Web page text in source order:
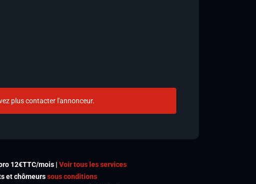
plus contacter l'annonceur.
12€TTC/mois | Voir tous les services
et chômeurssous conditions